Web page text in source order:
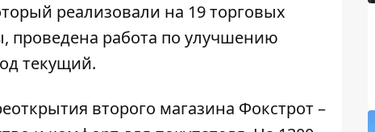
реализовали на 19 торговых
проведена работа по улучшению
текущий.
второго магазина Фокстрот –